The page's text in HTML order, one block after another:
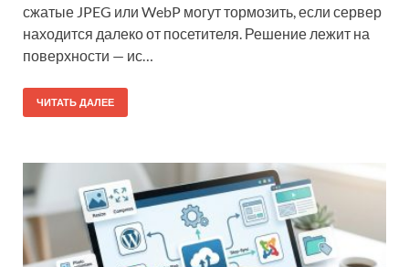
сжатые JPEG или WebP могут тормозить, если сервер
находится далеко от посетителя. Решение лежит на
поверхности — ис…
ЧИТАТЬ ДАЛЕЕ